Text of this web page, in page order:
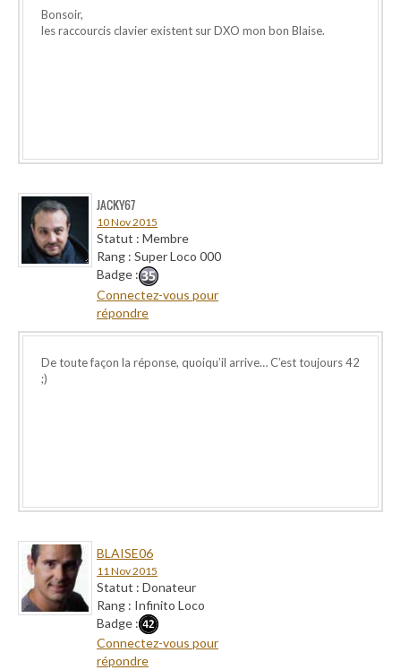
Bonsoir,
les raccourcis clavier existent sur DXO mon bon Blaise.
JACKY67
10 Nov 2015
Statut : Membre
Rang : Super Loco 000
Badge :
Connectez-vous pour
répondre
De toute façon la réponse, quoiqu’il arrive… C’est toujours 42
;)
BLAISE06
11 Nov 2015
Statut : Donateur
Rang : Infinito Loco
Badge :
Connectez-vous pour
répondre